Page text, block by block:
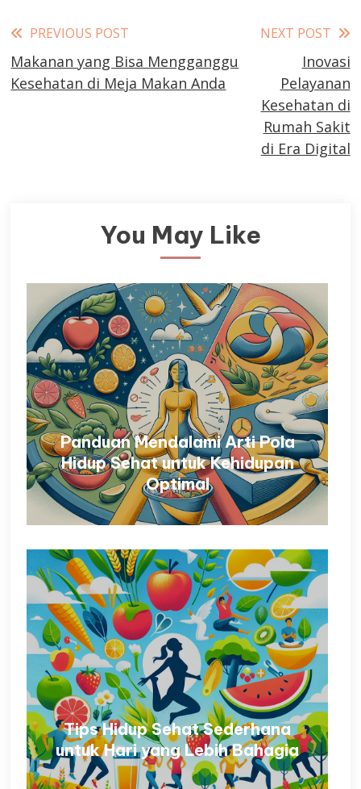
Read
more
articles
PREVIOUS POST
Makanan yang Bisa Mengganggu
Kesehatan di Meja Makan Anda
NEXT POST
Inovasi
Pelayanan
Kesehatan di
Rumah Sakit
di Era Digital
You May Like
Panduan Mendalami Arti Pola
Hidup Sehat untuk Kehidupan
Optimal
Tips Hidup Sehat Sederhana
untuk Hari yang Lebih Bahagia